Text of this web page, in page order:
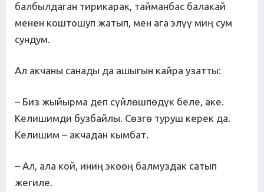
балбылдаган тирикарак, тайманбас балакай
менен коштошуп жатып, мен ага элүү миң сум
сундум.
Ал акчаны санады да ашыгын кайра узатты:
– Биз жыйырма деп сүйлөшпөдүк беле, аке.
Келишимди бузбайлы. Сөзгө туруш керек да.
Келишим – акчадан кымбат.
– Ал, ала кой, иниң экөөң балмуздак сатып
жегиле.